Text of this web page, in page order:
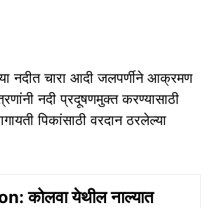
नदीत चारा आदी जलपर्णीने आक्रमण
नदी प्रदूषणमुक्त करण्यासाठी
पिकांसाठी वरदान ठरलेल्या
कोलवा येथील नाल्यात